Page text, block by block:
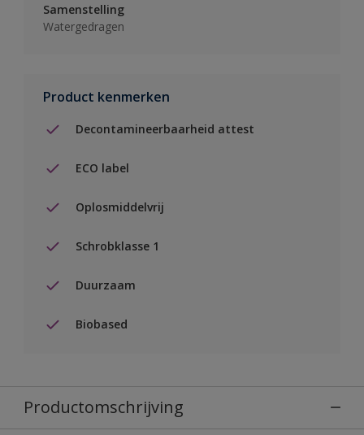
Samenstelling
Watergedragen
Product kenmerken
Decontamineerbaarheid attest
ECO label
Oplosmiddelvrij
Schrobklasse 1
Duurzaam
Biobased
Productomschrijving